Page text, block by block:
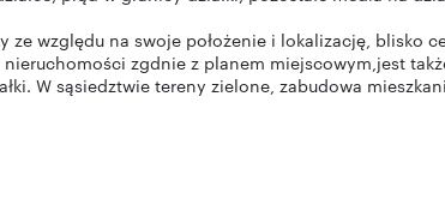
ze względu na swoje położenie i lokalizację, blisko
zgdnie z planem miejscowym,jest
W sąsiedztwie tereny zielone, zabudowa